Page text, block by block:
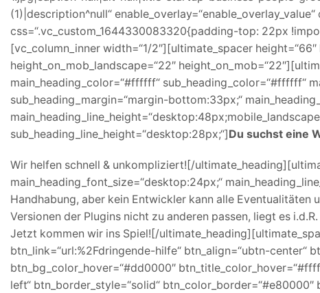
(1)|description^null“
css=“.vc_custom_1644330083320{padding-top: 22px
[vc_column_inner width=“1/2″][ultimate_spacer
height_on_mob_landscape=“22″
main_heading_color=“#ffffff“ sub_heading_color=“#ffffff“
sub_heading_margin=“margin-bottom:33px;“
sub_heading_line_height=“desktop:28px;“]Du suchst eine
Wir helfen schnell & unkompliziert![/
main_heading_font_size=“desktop:24px;“
Handhabung, aber kein Entwickler kann alle
Versionen der Plugins nicht zu anderen passen, liegt es
Jetzt kommen wir ins Spiel![/
btn_link=“url:%2Fdringende-hilfe“ btn_align=“ubtn-center“
btn_bg_color_hover=“#dd0000″
left“ btn_border_style=“solid“